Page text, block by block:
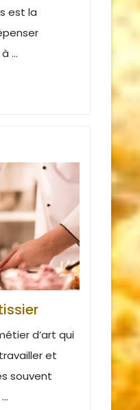
est la
...
d’art qui
et
souvent